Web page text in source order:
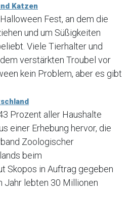
Katzen
Fest, an dem die
und um Süßigkeiten
Viele Tierhalter und
verstärkten Troubel vor
kein Problem, aber es gibt
Prozent aller Haushalte
einer Erhebung hervor, die
Zoologischer
beim
Skopos in Auftrag gegeben
Jahr lebten 30 Millionen